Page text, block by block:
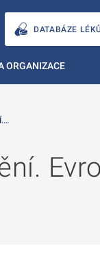
DATABÁZE
ORGANIZACE